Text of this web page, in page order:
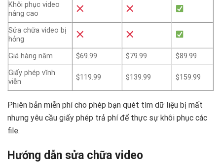
Khôi phục video
nâng cao
Sửa chữa video bị
hỏng
Giá hàng năm
$69.99 $79.99
$89.99
Giấy phép vĩnh
viễn
$119.99 $139.99 $159.99
Phiên bản miễn phí cho phép bạn quét tìm dữ liệu bị mất
nhưng yêu cầu giấy phép trả phí để thực sự khôi phục các
file.
Hướng dẫn sửa chữa video